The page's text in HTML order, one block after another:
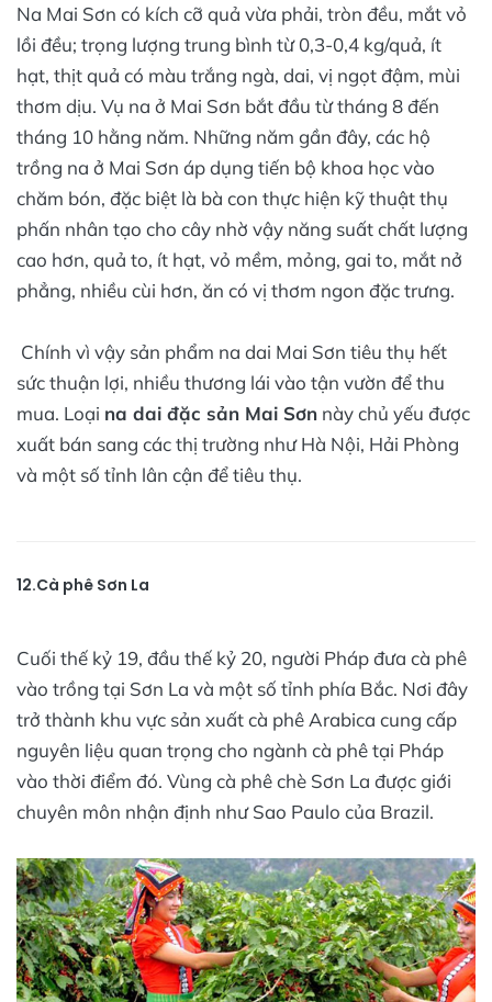
Na Mai Sơn có kích cỡ quả vừa phải, tròn đều, mắt vỏ
lồi đều; trọng lượng trung bình từ 0,3-0,4 kg/quả, ít
hạt, thịt quả có màu trắng ngà, dai, vị ngọt đậm, mùi
thơm dịu. Vụ na ở Mai Sơn bắt đầu từ tháng 8 đến
tháng 10 hằng năm. Những năm gần đây, các hộ
trồng na ở Mai Sơn áp dụng tiến bộ khoa học vào
chăm bón, đặc biệt là bà con thực hiện kỹ thuật thụ
phấn nhân tạo cho cây nhờ vậy năng suất chất lượng
cao hơn, quả to, ít hạt, vỏ mềm, mỏng, gai to, mắt nở
phẳng, nhiều cùi hơn, ăn có vị thơm ngon đặc trưng.
Chính vì vậy sản phẩm na dai Mai Sơn tiêu thụ hết
sức thuận lợi, nhiều thương lái vào tận vườn để thu
mua. Loại na dai đặc sản Mai Sơn này chủ yếu được
xuất bán sang các thị trường như Hà Nội, Hải Phòng
và một số tỉnh lân cận để tiêu thụ.
12.Cà phê Sơn La
Cuối thế kỷ 19, đầu thế kỷ 20, người Pháp đưa cà phê
vào trồng tại Sơn La và một số tỉnh phía Bắc. Nơi đây
trở thành khu vực sản xuất cà phê Arabica cung cấp
nguyên liệu quan trọng cho ngành cà phê tại Pháp
vào thời điểm đó. Vùng cà phê chè Sơn La được giới
chuyên môn nhận định như Sao Paulo của Brazil.